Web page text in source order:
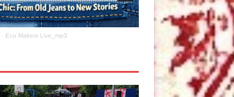
· Eco Makers Live_mp3